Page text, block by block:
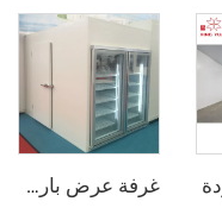
غرفة عرض باردة مع باب زجاجي